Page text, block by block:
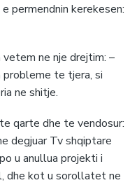
permendnin kerekesen:
ne nje drejtim: –
probleme te tjera, si
ne shitje.
qarte dhe te vendosur:
degjuar Tv shqiptare
u anullua projekti i
dhe kot u sorollatet ne